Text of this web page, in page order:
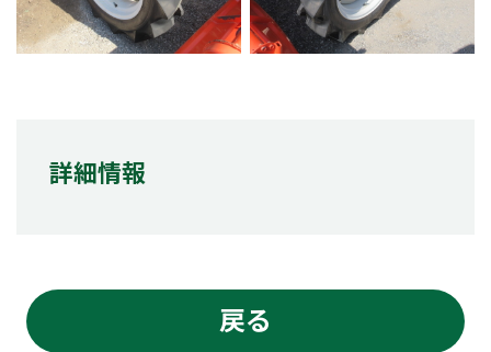
詳細情報
戻る